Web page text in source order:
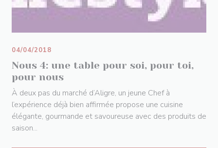
Nous 4: une table pour soi, pour toi,
pour nous
04/04/2018
À deux pas du marché d’Aligre, un jeune Chef à
l’expérience déjà bien affirmée propose une cuisine
élégante, gourmande et savoureuse avec des produits de
saison...